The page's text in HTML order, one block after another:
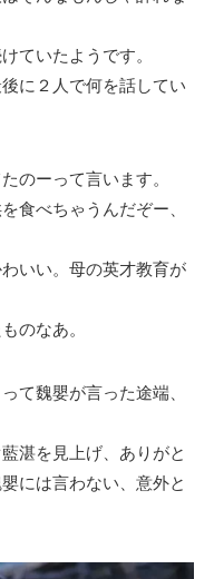
ていたようです。
に２人で何を話してい
のーって言います。
食べちゃうんだぞー、
いい。母の英才教育が
のなあ。
て魏嬰が言った途端、
湛を見上げ、ありがと
には言わない、意外と